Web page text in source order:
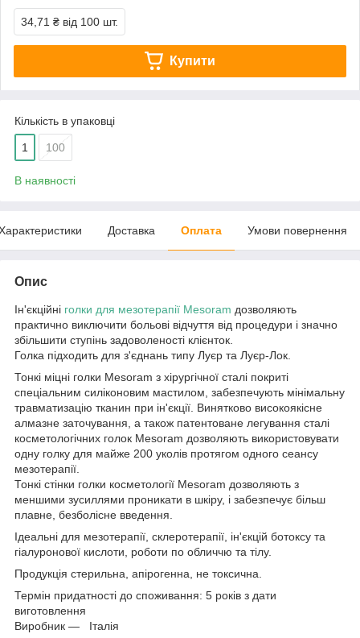
34,71 ₴ від 100 шт.
Купити
Кількість в упаковці
1 100
В наявності
Доставка Оплата Умови повернення
Опис
Ін'єкційні голки для мезотерапії Mesoram дозволяють
практично виключити больові відчуття від процедури і значно
збільшити ступінь задоволеності клієнток.
Голка підходить для з'єднань типу Луєр та Луєр-Лок.
Тонкі міцні голки Mesoram з хірургічної сталі покриті
спеціальним силіконовим мастилом, забезпечують мінімальну
травматизацію тканин при ін'єкції. Винятково високоякісне
алмазне заточування, а також патентоване легування сталі
косметологічних голок Mesoram дозволяють використовувати
одну голку для майже 200 уколів протягом одного сеансу
мезотерапії.
Тонкі стінки голки косметології Mesoram дозволяють з
меншими зусиллями проникати в шкіру, і забезпечує більш
плавне, безболісне введення.
Ідеальні для мезотерапії, склеротерапії, ін'єкцій ботоксу та
гіалуронової кислоти, роботи по обличчю та тілу.
Продукція стерильна, апірогенна, не токсична.
Термін придатності до споживання: 5 років з дати
виготовлення
Виробник — Італія